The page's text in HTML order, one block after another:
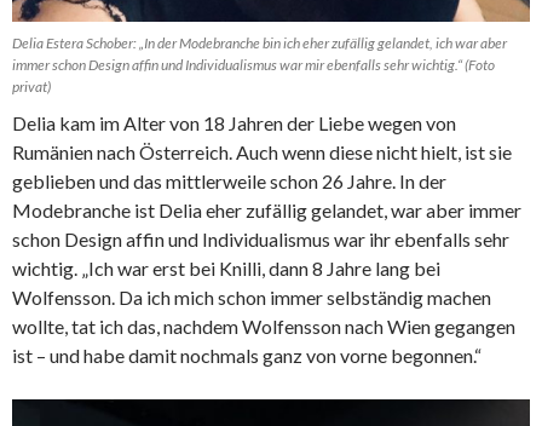
Delia Estera Schober: „In der Modebranche bin ich eher zufällig gelandet, ich war aber
immer schon Design affin und Individualismus war mir ebenfalls sehr wichtig.“ (Foto
privat)
Delia kam im Alter von 18 Jahren der Liebe wegen von
Rumänien nach Österreich. Auch wenn diese nicht hielt, ist sie
geblieben und das mittlerweile schon 26 Jahre. In der
Modebranche ist Delia eher zufällig gelandet, war aber immer
schon Design affin und Individualismus war ihr ebenfalls sehr
wichtig. „Ich war erst bei Knilli, dann 8 Jahre lang bei
Wolfensson. Da ich mich schon immer selbständig machen
wollte, tat ich das, nachdem Wolfensson nach Wien gegangen
ist – und habe damit nochmals ganz von vorne begonnen.“